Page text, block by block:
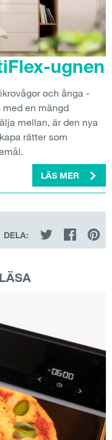
ugnen
och ånga -
en mängd
mellan, är den nya
rätter som
LÄS MER
DELA: